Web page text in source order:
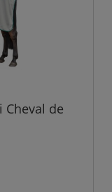
Cheval de